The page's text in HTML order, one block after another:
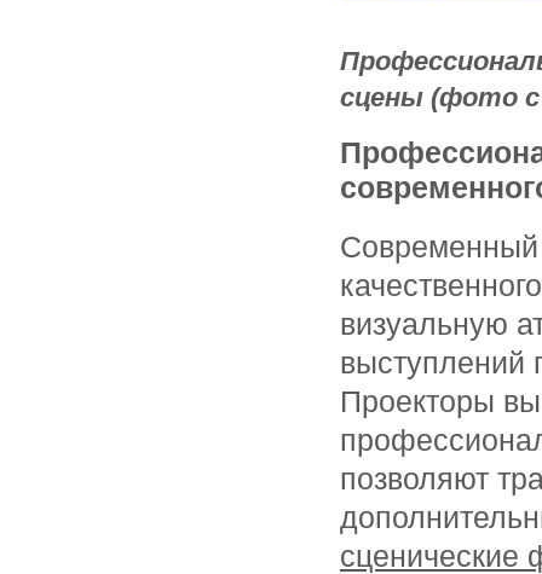
сцены (фото
Современный
визуальную
выступлений
Проекторы
позволяют
сценические